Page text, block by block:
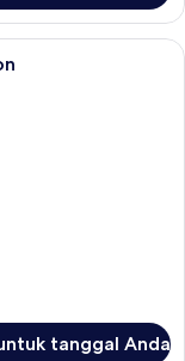
inci dengan saluran TV
tanggal Anda